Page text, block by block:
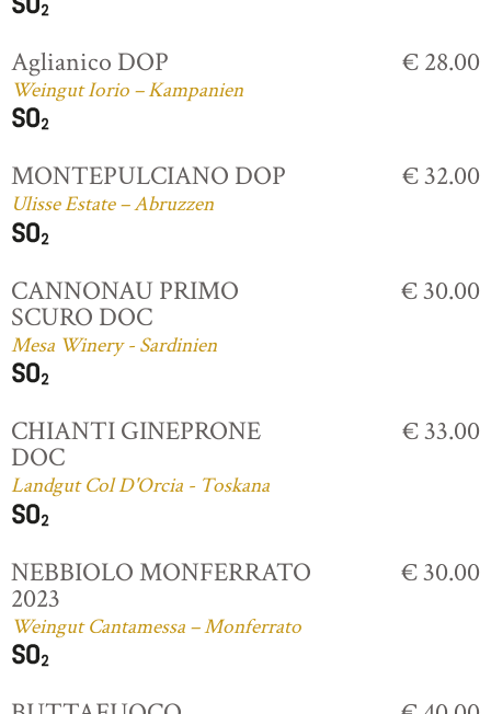
Aglianico DOP
Weingut Iorio – Kampanien
€ 28.00
MONTEPULCIANO DOP
Ulisse Estate – Abruzzen
€ 32.00
CANNONAU PRIMO
SCURO DOC
Mesa Winery - Sardinien
€ 30.00
CHIANTI GINEPRONE
DOC
Landgut Col D'Orcia - Toskana
€ 33.00
NEBBIOLO MONFERRATO
2023
Weingut Cantamessa – Monferrato
€ 30.00